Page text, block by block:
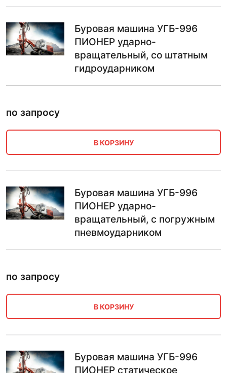
Буровая машина УГБ-996
ПИОНЕР ударно-
вращательный, со штатным
гидроударником
по запросу
В КОРЗИНУ
Буровая машина УГБ-996
ПИОНЕР ударно-
вращательный, с погружным
пневмоударником
по запросу
В КОРЗИНУ
Буровая машина УГБ-996
ПИОНЕР статическое